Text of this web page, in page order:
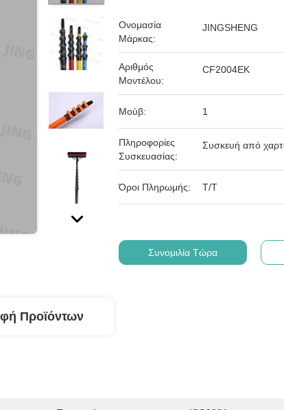
Ονομασία
Μάρκας:
JINGSHENG
Αριθμός
Μοντέλου:
CF2004ΕΚ
Μούβ: 1
Πληροφορίες
Συσκευασίας:
Συσκευή από
Όροι Πληρωμής: Τ/Τ
Συνομιλία Τώρα
Προϊόντων